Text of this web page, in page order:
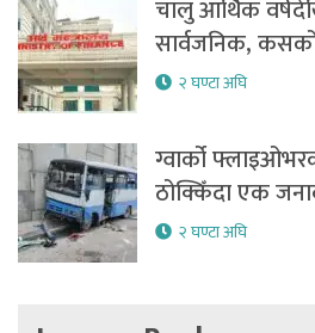
चालु आर्थिक
सार्वजनिक,
२ घण्टा अघि
ग्वार्को
ठोक्किँदा एक
२ घण्टा अघि